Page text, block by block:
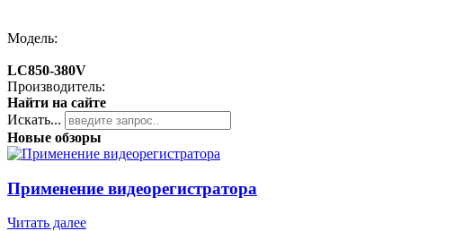
Модель:
LC850-380V
Производитель:
Найти на сайте
Искать...
Новые обзоры
Применение видеорегистратора
Читать далее